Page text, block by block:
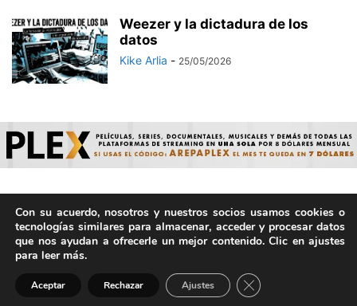
Weezer y la dictadura de los
datos
Kike Arlia - 25/05/2026
© ArepaVolatil.Com 2021-2025 - Hecho por humanos, no por
IA. | Todos los derechos reservados.
Con su acuerdo, nosotros y nuestros socios usamos cookies o
tecnologías similares para almacenar, acceder y procesar datos
que nos ayudan a ofrecerle un mejor contenido. Clic en ajustes
para leer más.
Aceptar Rechazar Ajustes Cerrar el banner de